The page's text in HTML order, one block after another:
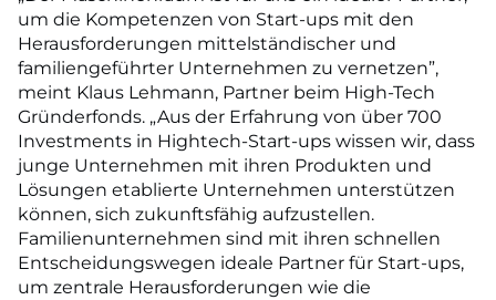
um die Kompetenzen von Start-ups mit den
Herausforderungen mittelständischer und
familiengeführter Unternehmen zu vernetzen”,
meint Klaus Lehmann, Partner beim High-Tech
Gründerfonds. „Aus der Erfahrung von über 700
Investments in Hightech-Start-ups wissen wir, dass
junge Unternehmen mit ihren Produkten und
Lösungen etablierte Unternehmen unterstützen
können, sich zukunftsfähig aufzustellen.
Familienunternehmen sind mit ihren schnellen
Entscheidungswegen ideale Partner für Start-ups,
um zentrale Herausforderungen wie die